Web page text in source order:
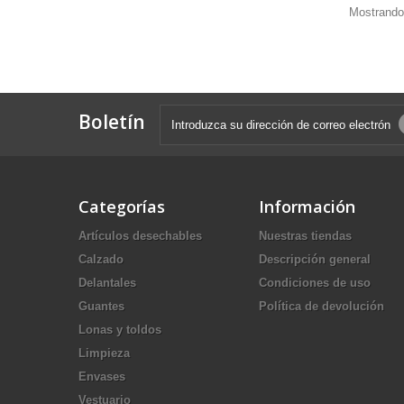
Boletín
Categorías
Artículos desechables
Calzado
Delantales
Guantes
Lonas y toldos
Limpieza
Envases
Vestuario
Información
Nuestras tiendas
Descripción general
Condiciones de uso
Política de devolución